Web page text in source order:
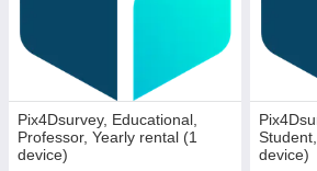
Pix4Dsurvey, Educational,
Professor, Yearly rental (1
device)
device)